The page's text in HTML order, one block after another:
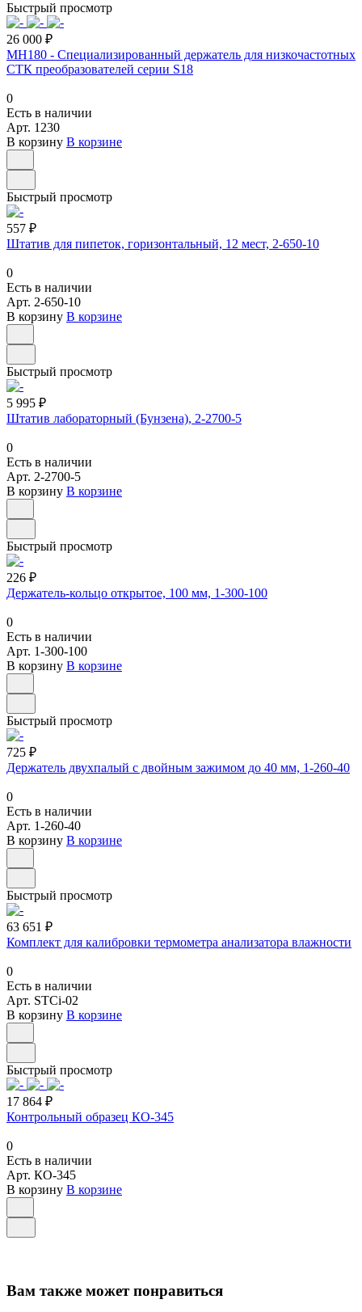
Быстрый просмотр
26 000 ₽
MH180 - Специализированный держатель для низкочастотных
СТК преобразователей серии S18
0
Есть в наличии
Арт. 1230
В корзину В корзине
Быстрый просмотр
557 ₽
Штатив для пипеток, горизонтальный, 12 мест, 2-650-10
0
Есть в наличии
Арт. 2-650-10
В корзину В корзине
Быстрый просмотр
5 995 ₽
Штатив лабораторный (Бунзена), 2-2700-5
0
Есть в наличии
Арт. 2-2700-5
В корзину В корзине
Быстрый просмотр
226 ₽
Держатель-кольцо открытое, 100 мм, 1-300-100
0
Есть в наличии
Арт. 1-300-100
В корзину В корзине
Быстрый просмотр
725 ₽
Держатель двухпалый с двойным зажимом до 40 мм, 1-260-40
0
Есть в наличии
Арт. 1-260-40
В корзину В корзине
Быстрый просмотр
63 651 ₽
Комплект для калибровки термометра анализатора влажности
0
Есть в наличии
Арт. STCi-02
В корзину В корзине
Быстрый просмотр
17 864 ₽
Контрольный образец КО-345
0
Есть в наличии
Арт. КО-345
В корзину В корзине
Вам также может понравиться